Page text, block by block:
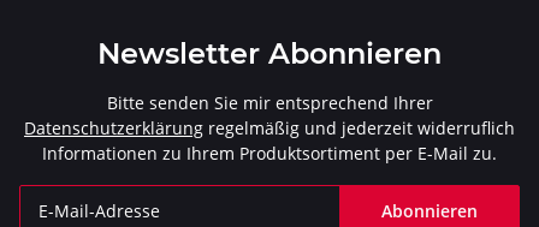
Newsletter Abonnieren
Bitte senden Sie mir entsprechend Ihrer
Datenschutzerklärung regelmäßig und jederzeit widerruflich
Informationen zu Ihrem Produktsortiment per E-Mail zu.
Abonnieren